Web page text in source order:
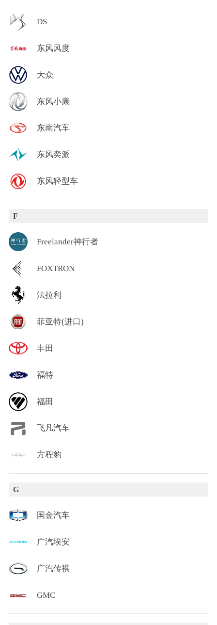
DS
东风风度
大众
东风小康
东南汽车
东风奕派
东风轻型车
F
Freelander神行者
FOXTRON
法拉利
菲亚特(进口)
丰田
福特
福田
飞凡汽车
方程豹
G
国金汽车
广汽埃安
广汽传祺
GMC